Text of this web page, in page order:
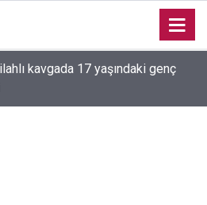
ve Demirtaş açıklaması